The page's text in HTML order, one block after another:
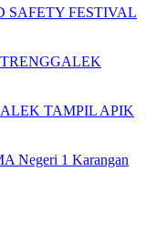
SAFETY FESTIVAL
TAMPIL APIK
Negeri 1 Karangan